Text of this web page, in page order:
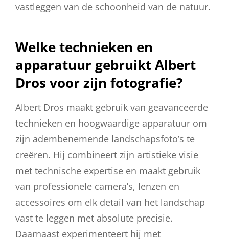
vastleggen van de schoonheid van de natuur.
Welke technieken en
apparatuur gebruikt Albert
Dros voor zijn fotografie?
Albert Dros maakt gebruik van geavanceerde
technieken en hoogwaardige apparatuur om
zijn adembenemende landschapsfoto’s te
creëren. Hij combineert zijn artistieke visie
met technische expertise en maakt gebruik
van professionele camera’s, lenzen en
accessoires om elk detail van het landschap
vast te leggen met absolute precisie.
Daarnaast experimenteert hij met